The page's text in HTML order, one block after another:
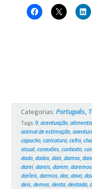
Categorias: Português,
Tags: 9, acentuação,
animal de estimação,
capucho, caricatura, cefra,
visual, conexões, contexto,
dado, dados, dais, damos,
darei, dareis, darem, daremos,
daríeis, darmos, das, dava,
deis, demos, denta, dentada,